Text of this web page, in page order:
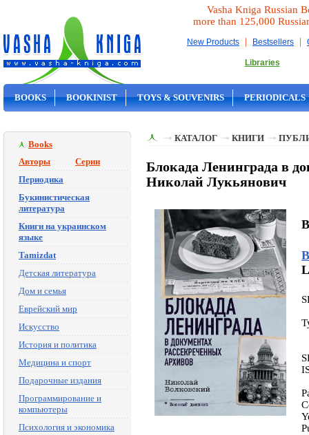
Vasha Kniga Russian
more than 125,000
New Products | Bestsellers |
Libraries
BOOKS BOOKINIST TOYS & SOUVENIRS PERIODICALS
Books
Авторы
Серии
Периодика
Букинистическая
литература
Книги на украинском
языке
Tamizdat
Детская литература
Дом и семья
Еврейский мир
Искусство
История и политика
Медицина и спорт
Подарочные издания
Программирование и
компьютеры
Психология и экономика
КАТАЛОГ КНИГИ
Блокада Ленинграда в
Николай Лукьянович